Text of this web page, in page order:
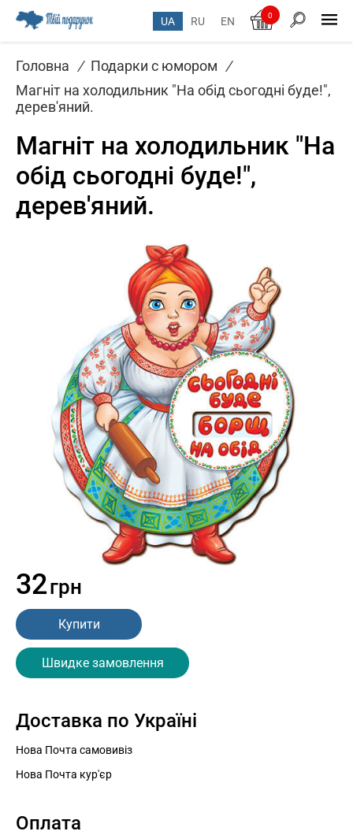
UA RU EN 0
Головна / Подарки с юмором /
Магніт на холодильник "На обід сьогодні буде!",
дерев'яний.
Магніт на холодильник "На
обід сьогодні буде!",
дерев'яний.
32грн
Купити
Швидке замовлення
Доставка по Україні
Нова Почта самовивіз
Нова Почта кур'єр
Оплата